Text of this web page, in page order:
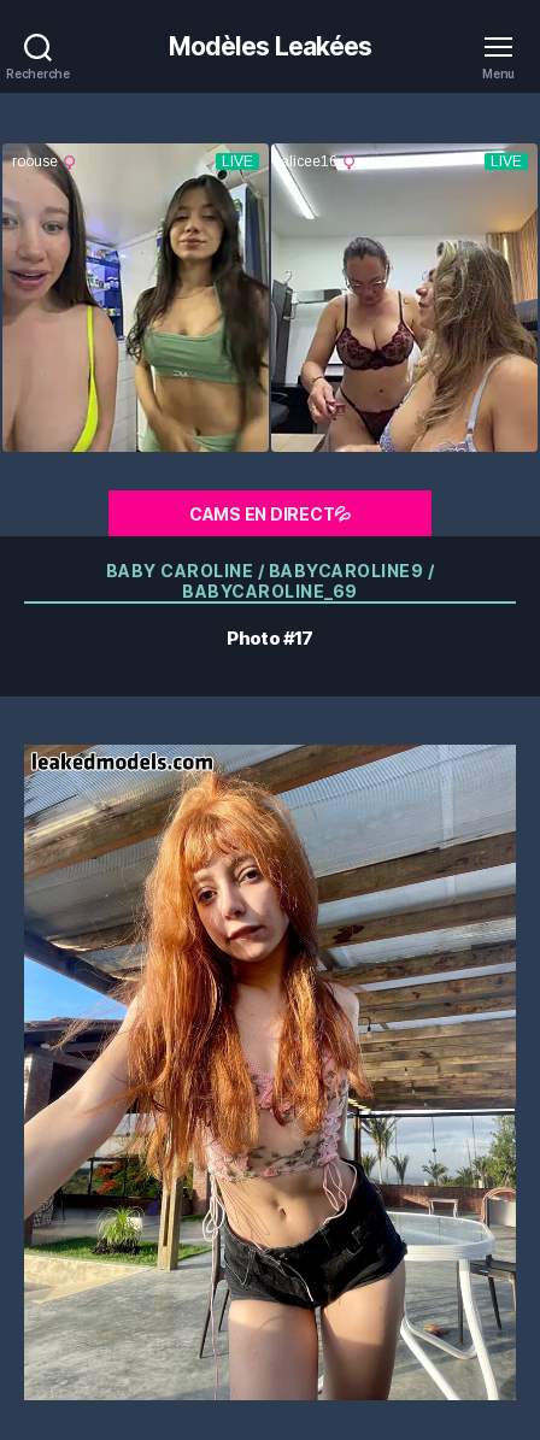
Recherche
Modèles Leakées
Menu
CAMS EN DIRECT💦
Catégories
BABY CAROLINE / BABYCAROLINE9 /
BABYCAROLINE_69
Photo #17